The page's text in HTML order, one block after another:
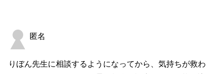
匿名
りぼん先生に相談するようになってから、気持ちが救わ